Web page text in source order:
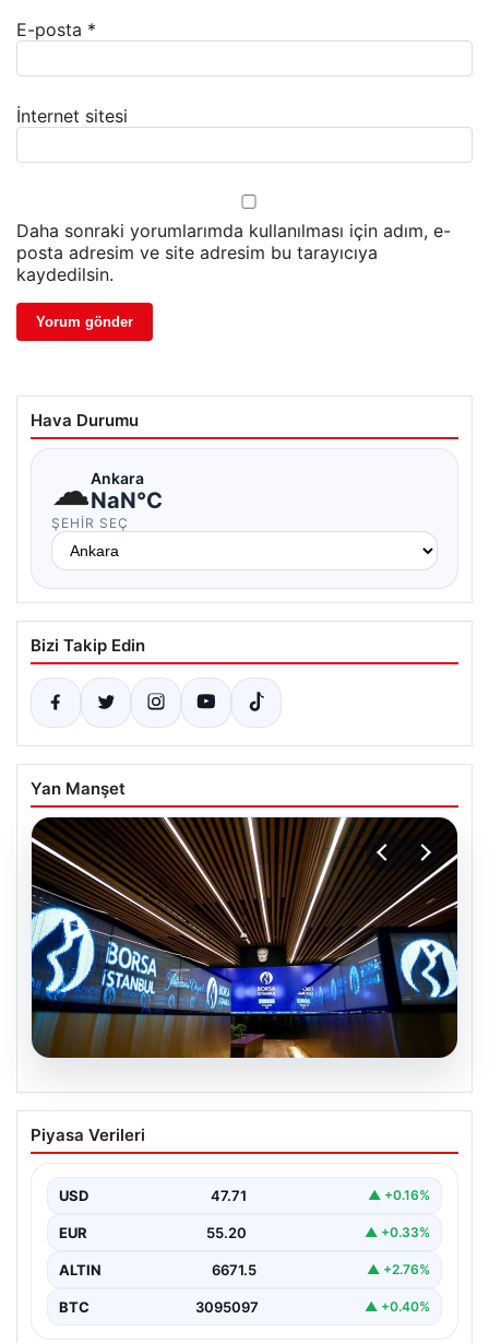
E-posta *
İnternet sitesi
Daha sonraki yorumlarımda kullanılması için adım, e-
posta adresim ve site adresim bu tarayıcıya
kaydedilsin.
Hava Durumu
☁Ankara
NaN°C
ŞEHIR SEÇ
Bizi Takip Edin
Yan Manşet
Yatırım araçlarının haftalık performansı
nasıl oldu?
Piyasa Verileri
USD 47.71 ▲ +0.16%
EUR 55.20 ▲ +0.33%
ALTIN 6671.5 ▲ +2.76%
BTC 3095097 ▲ +0.40%